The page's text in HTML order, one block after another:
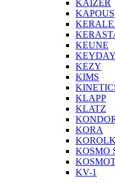
KAIZER
KAPOUS
KEUNE
KEYDAY
KEZY
KIMS
KLAPP
KLATZ
KORA
KOSMO
KV-1